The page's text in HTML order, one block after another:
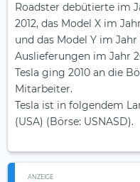
Roadster debütierte im
2012, das Model X im
und das Model Y im
Auslieferungen im Jahr
Tesla ging 2010 an die
Mitarbeiter.
Tesla ist in folgendem
(USA) (Börse: USNASD).
ANZEIGE